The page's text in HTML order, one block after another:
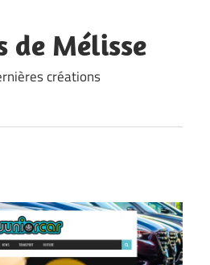
de Mélisse
créations